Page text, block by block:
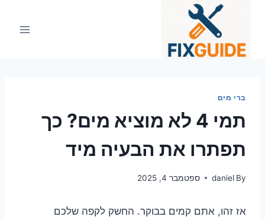
ברי מים
תמי 4 לא מוציא מים? כך
תפתרו את הבעיה מיד
By
daniel ספטמבר 4, 2025
אז זהו, אתם קמים בבוקר. החשק לקפה שלכם